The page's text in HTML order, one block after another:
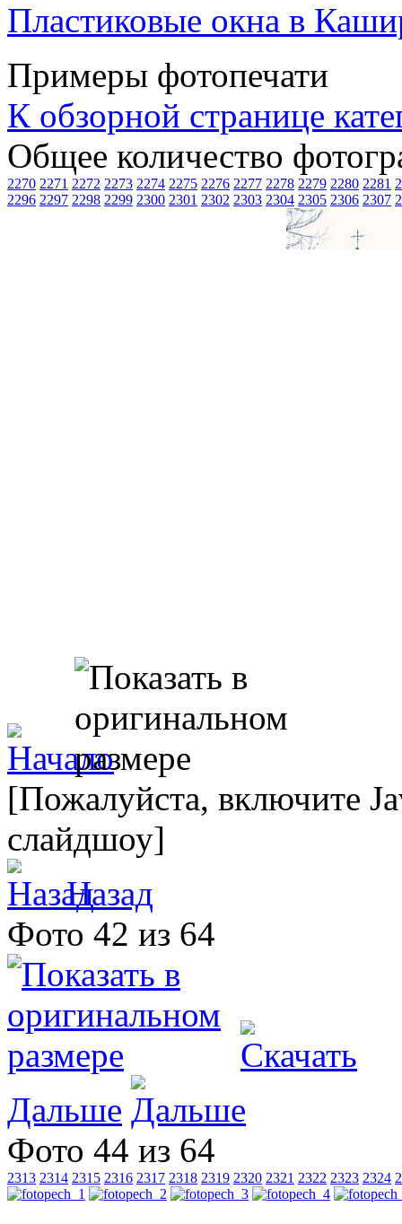
Пластиковые окна в
Примеры фотопечати
К обзорной странице
Общее количество
2270 2271 2272 2273 2274 2275 2276 2277 2278 2279 2280 2281
2296 2297 2298 2299 2300 2301 2302 2303 2304 2305 2306 2307
[Пожалуйста, включите
слайдшоу]
Назад
Фото 42 из 64
Дальше
Фото 44 из 64
2313 2314 2315 2316 2317 2318 2319 2320 2321 2322 2323 2324